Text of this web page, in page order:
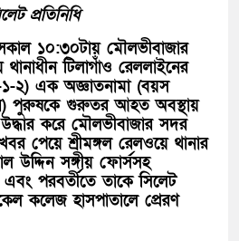
প্রতিনিধি
১০:৩০টায় মৌলভীবাজার
টিলাগাঁও রেললাইনের
১-২) এক অজ্ঞাতনামা (বয়স
পুরুষকে গুরুতর আহত অবস্থায়
করে মৌলভীবাজার সদর
পেয়ে শ্রীমঙ্গল রেলওয়ে থানার
উদ্দিন সঙ্গীয় ফোর্সসহ
পরবর্তীতে তাকে সিলেট
কলেজ হাসপাতালে প্রেরণ